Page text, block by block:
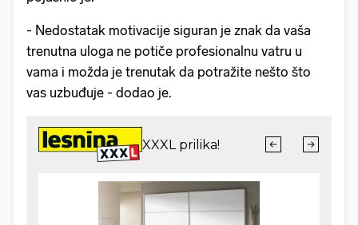
- Nedostatak motivacije siguran je znak da vaša
trenutna uloga ne potiče profesionalnu vatru u
vama i možda je trenutak da potražite nešto što
vas uzbuđuje - dodao je.